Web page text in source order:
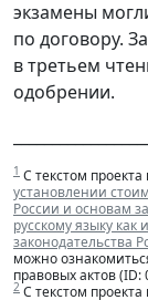
экзамены
по договору.
в третьем
одобрении.
1 С текстом
установлении
России и основам
русскому языку
законодательства
можно
правовых актов
2 С текстом